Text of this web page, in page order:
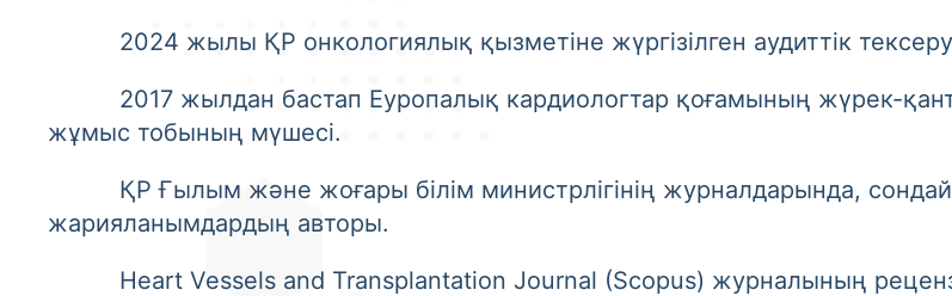
2024 жылы ҚР онкологиялық қызметіне жүргізілген аудиттік
2017 жылдан бастап Еуропалық кардиологтар қоғамының жүрек-
жұмыс тобының мүшесі.
ҚР Ғылым және жоғары білім министрлігінің журналдарында,
жарияланымдардың авторы.
Heart Vessels and Transplantation Journal (Scopus) журналының